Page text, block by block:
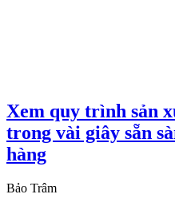
Xem quy trình sản
trong vài giây sẵn
hàng
Bảo Trâm